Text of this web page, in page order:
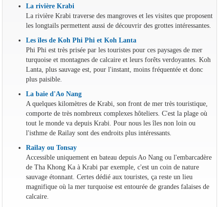
La rivière Krabi
La rivière Krabi traverse des mangroves et les visites que proposent
les longtails permettent aussi de découvrir des grottes intéressantes.
Les îles de Koh Phi Phi et Koh Lanta
Phi Phi est très prisée par les touristes pour ces paysages de mer
turquoise et montagnes de calcaire et leurs forêts verdoyantes. Koh
Lanta, plus sauvage est, pour l'instant, moins fréquentée et donc
plus paisible.
La baie d'Ao Nang
A quelques kilomètres de Krabi, son front de mer très touristique,
comporte de très nombreux complexes hôteliers. C'est la plage où
tout le monde va depuis Krabi. Pour nous les îles non loin ou
l'isthme de Railay sont des endroits plus intéressants.
Railay ou Tonsay
Accessible uniquement en bateau depuis Ao Nang ou l'embarcadère
de Tha Khong Ka à Krabi par exemple, c'est un coin de nature
sauvage étonnant. Certes dédié aux touristes, ça reste un lieu
magnifique où la mer turquoise est entourée de grandes falaises de
calcaire.